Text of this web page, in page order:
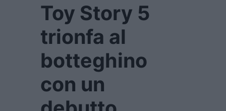
Toy Story 5
trionfa al
botteghino
con un